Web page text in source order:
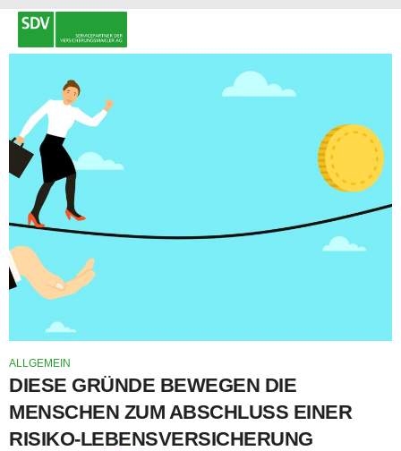
ALLGEMEIN
DIESE GRÜNDE BEWEGEN DIE
MENSCHEN ZUM ABSCHLUSS EINER
RISIKO-LEBENSVERSICHERUNG